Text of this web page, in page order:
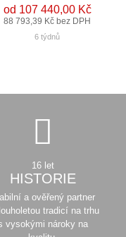
od 107 440,00 Kč
88 793,39 Kč bez DPH
6 týdnů
16 let
HISTORIE
a ověřený partner
tradicí na trhu
vysokými nároky na